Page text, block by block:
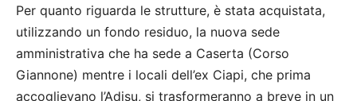
Per quanto riguarda le strutture, è stata acquistata,
utilizzando un fondo residuo, la nuova sede
amministrativa che ha sede a Caserta (Corso
Giannone) mentre i locali dell’ex Ciapi, che prima
accoglievano l’Adisu, si trasformeranno a breve in un